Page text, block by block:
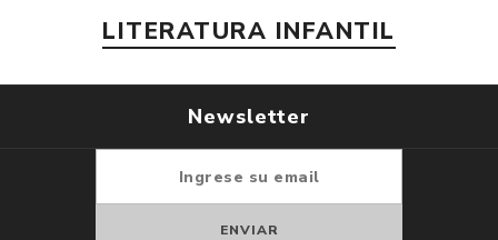
LITERATURA INFANTIL
Newsletter